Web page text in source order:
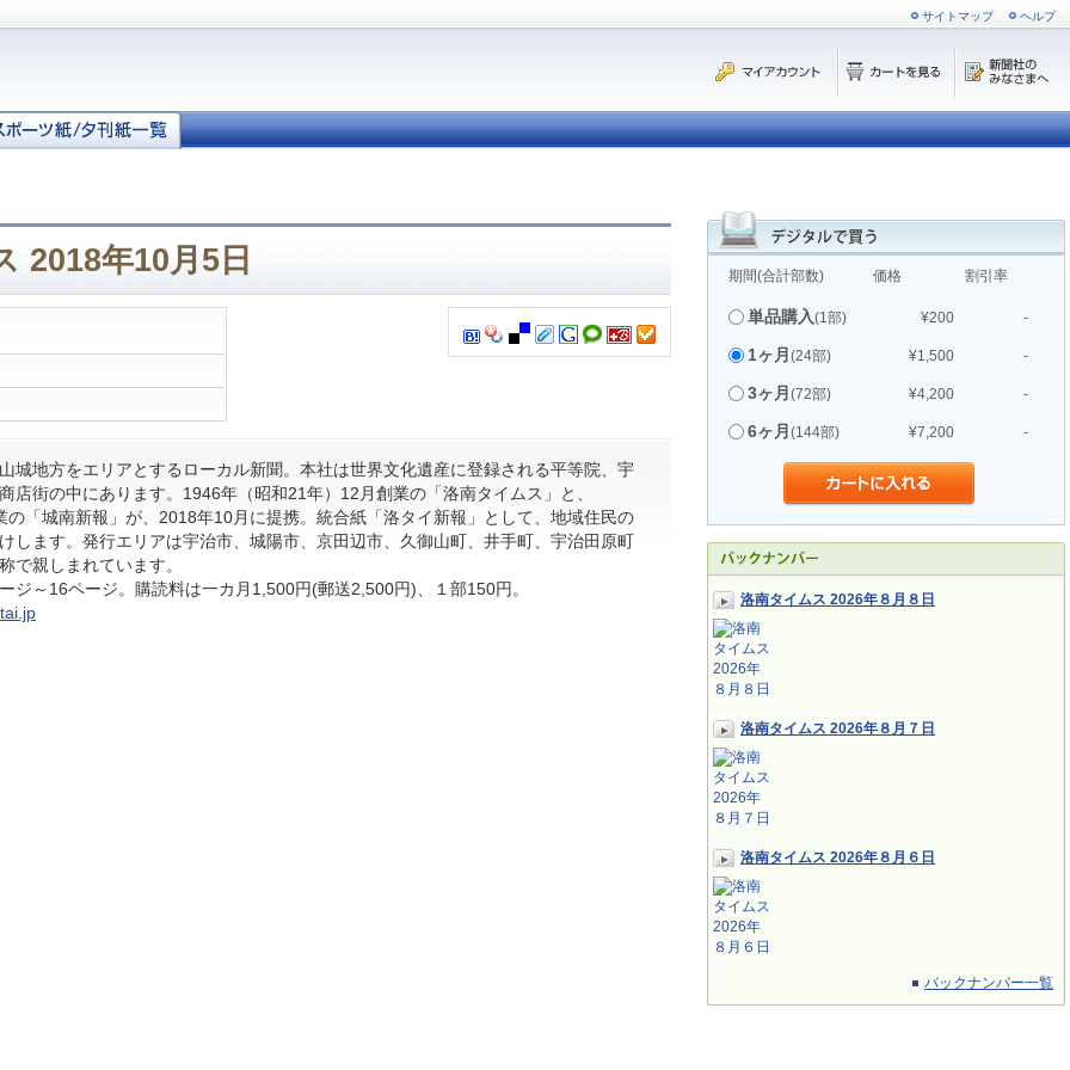
サイトマップ ヘルプ
期間(合計部数) 価格 割引率
単品購入(1部) ¥200 -
1ヶ月 (24部) ¥1,500 -
3ヶ月 (72部) ¥4,200 -
6ヶ月 (144部) ¥7,200 -
洛南タイムス 2026年８月８日
洛南タイムス 2026年８月７日
洛南タイムス 2026年８月６日
バックナンバー一覧
2018年10月5日
城地方をエリアとするローカル新聞。本社は世界文化遺産に登録される平等院、宇
店街の中にあります。1946年（昭和21年）12月創業の「洛南タイムス」と、
「城南新報」が、2018年10月に提携。統合紙「洛タイ新報」として、地域住民の
します。発行エリアは宇治市、城陽市、京田辺市、久御山町、井手町、宇治田原町
で親しまれています。
ジ～16ページ。購読料は一カ月1,500円(郵送2,500円)、１部150円。